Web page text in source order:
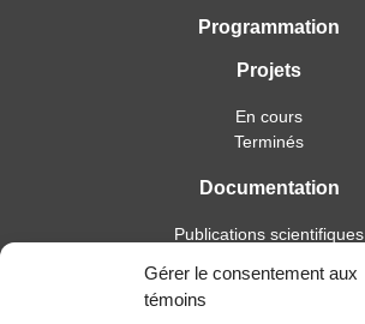
Gérer le consentement aux
témoins
Programmation
Projets
En cours
Terminés
Documentation
Publications scientifiques
Soutien à l’intervention
Essais, mémoires et thèses